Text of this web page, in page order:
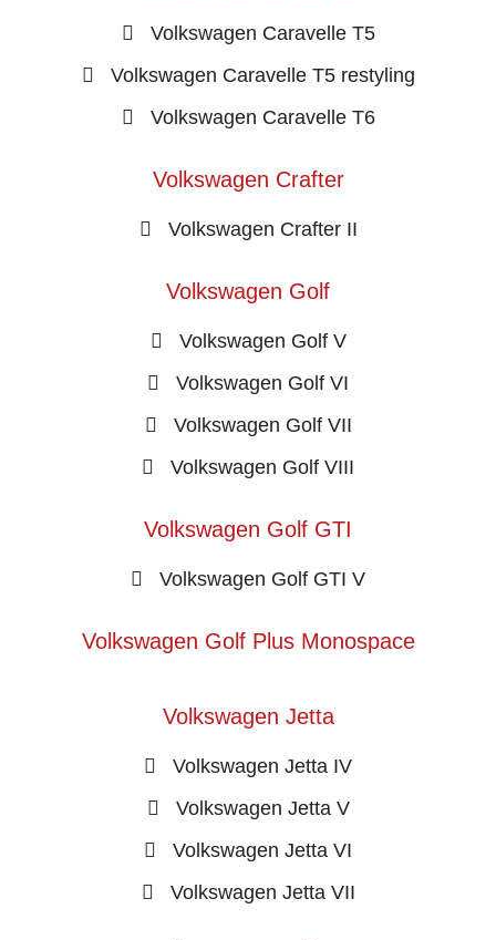
Volkswagen Caravelle T5
Volkswagen Caravelle T5 restyling
Volkswagen Caravelle T6
Volkswagen Crafter
Volkswagen Crafter II
Volkswagen Golf
Volkswagen Golf V
Volkswagen Golf VI
Volkswagen Golf VII
Volkswagen Golf VIII
Volkswagen Golf GTI
Volkswagen Golf GTI V
Volkswagen Golf Plus Monospace
Volkswagen Jetta
Volkswagen Jetta IV
Volkswagen Jetta V
Volkswagen Jetta VI
Volkswagen Jetta VII